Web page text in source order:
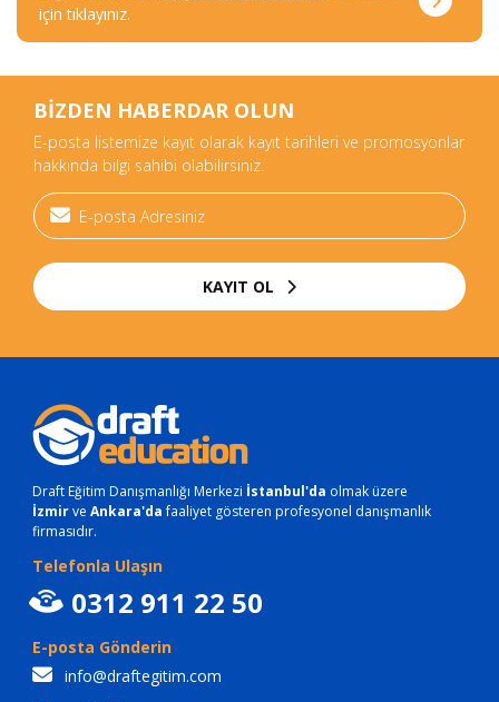
için tıklayınız.
BİZDEN HABERDAR OLUN
E-posta listemize kayıt olarak kayıt tarihleri ve promosyonlar
hakkında bilgi sahibi olabilirsiniz.
KAYIT OL
Draft Eğitim Danışmanlığı Merkezi İstanbul'da olmak üzere
İzmirve Ankara'dafaaliyet gösteren profesyonel danışmanlık
firmasıdır.
Telefonla Ulaşın
0312 911 22 50
E-posta Gönderin
info@draftegitim.com